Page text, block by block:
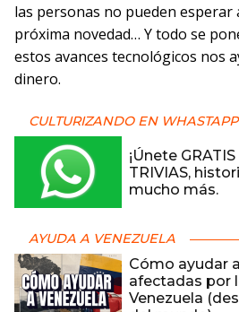
las personas no pueden esperar
próxima novedad… Y todo se
estos avances tecnológicos nos
dinero.
CULTURIZANDO EN WHASTAPP
¡Únete
TRIVIAS,
mucho más.
AYUDA A VENEZUELA
Cómo ayudar
afectadas por
Venezuela